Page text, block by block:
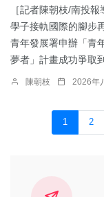
［記者陳朝枝/南投
學子接軌國際的腳步
青年發展署申辦「青
夢者」計畫成功爭取
陳朝枝 2026年
1 2